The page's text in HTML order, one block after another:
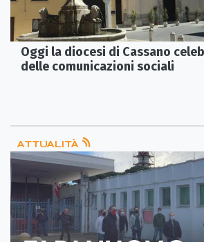
Oggi la diocesi di Cassano
delle comunicazioni sociali
ATTUALITÀ